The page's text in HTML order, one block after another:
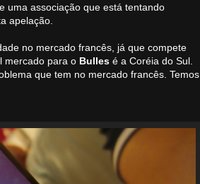
uma associação que está tentando
apelação.
no mercado francês, já que compete
mercado para o Bulles é a Coréia do Sul.
que tem no mercado francês. Temos